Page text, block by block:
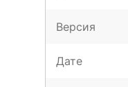
Версия
Дате